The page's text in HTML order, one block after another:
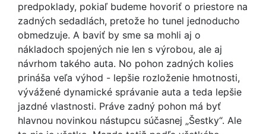
predpoklady, pokiaľ budeme hovoriť o priestore na
zadných sedadlách, pretože ho tunel jednoducho
obmedzuje. A baviť by sme sa mohli aj o
nákladoch spojených nie len s výrobou, ale aj
návrhom takého auta. No pohon zadných kolies
prináša veľa výhod - lepšie rozloženie hmotnosti,
vývážené dynamické správanie auta a teda lepšie
jazdné vlastnosti. Práve zadný pohon má byť
hlavnou novinkou nástupcu súčasnej „Šestky“. Ale